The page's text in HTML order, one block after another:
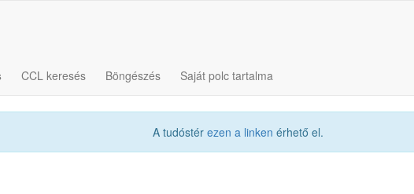
CCL keresés Böngészés Saját polc tartalma
A tudóstér ezen a linken érhető el.